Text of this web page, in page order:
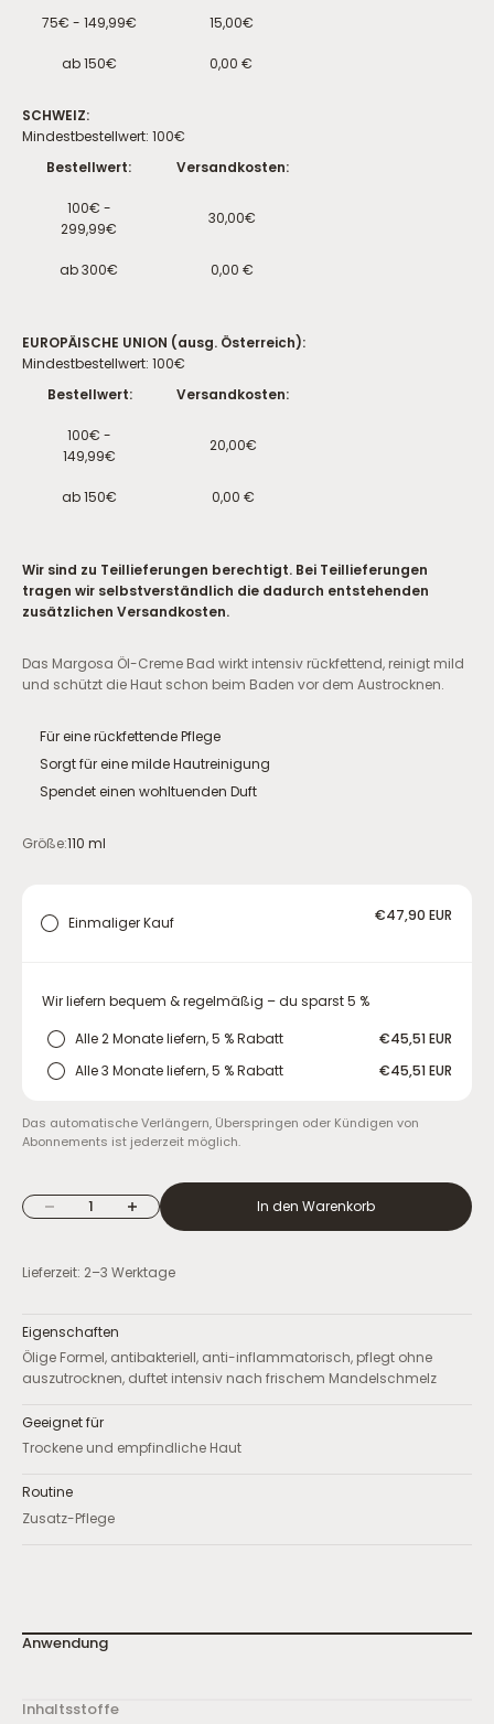
75€ - 149,99€ 15,00€
ab 150€ 0,00 €
SCHWEIZ:
Mindestbestellwert: 100€
Bestellwert:
Versandkosten:
100€ -
299,99€
30,00€
ab 300€ 0,00 €
EUROPÄISCHE UNION (ausg. Österreich):
Mindestbestellwert: 100€
Bestellwert:
Versandkosten:
100€ -
149,99€
20,00€
ab 150€ 0,00 €
Wir sind zu Teillieferungen berechtigt. Bei Teillieferungen
tragen wir selbstverständlich die dadurch entstehenden
zusätzlichen Versandkosten.
Das Margosa Öl-Creme Bad wirkt intensiv rückfettend, reinigt mild
und schützt die Haut schon beim Baden vor dem Austrocknen.
Für eine rückfettende Pflege
Sorgt für eine milde Hautreinigung
Spendet einen wohltuenden Duft
Größe:110 ml
Einmaliger Kauf €47,90 EUR
Wir liefern bequem & regelmäßig – du sparst 5 %
Alle 2 Monate liefern, 5 % Rabatt
€45,51 EUR
Alle 3 Monate liefern, 5 % Rabatt
€45,51 EUR
Das automatische Verlängern, Überspringen oder Kündigen von
Abonnements ist jederzeit möglich.
Anzahl verringernAnzahl erhöhen In den Warenkorb
Lieferzeit: 2–3 Werktage
Eigenschaften
Ölige Formel, antibakteriell, anti-inflammatorisch, pflegt ohne
auszutrocknen, duftet intensiv nach frischem Mandelschmelz
Geeignet für
Trockene und empfindliche Haut
Routine
Zusatz-Pflege
Anwendung
Inhaltsstoffe